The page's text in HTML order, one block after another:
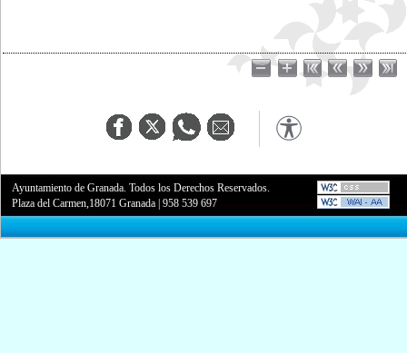
Ayuntamiento de Granada. Todos los Derechos Reservados.
Plaza del Carmen,18071 Granada |958 539 697